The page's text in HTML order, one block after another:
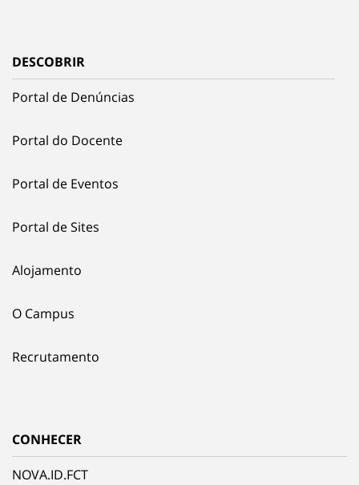
DESCOBRIR
Portal de Denúncias
Portal do Docente
Portal de Eventos
Portal de Sites
Alojamento
O Campus
Recrutamento
CONHECER
NOVA.ID.FCT